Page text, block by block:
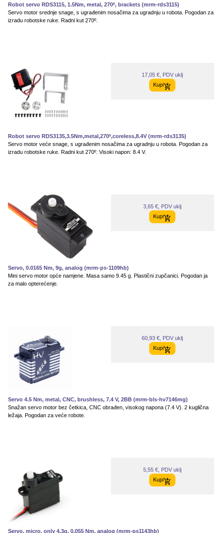
Robot servo RDS3115, 1.5Nm, metal, 270º, brackets (mrm-rds3115)
Servo motor srednje snage, s ugrađenim nosačima za ugradnju u robota. Pogodan za
izradu robotske ruke. Radni kut 270º.
17,05 €, PDV uklj
Kupi
Robot servo RDS3135,3.5Nm,metal,270º,coreless,8.4V (mrm-rds3135)
Servo motor veće snage, s ugrađenim nosačima za ugradnju u robota. Pogodan za
izradu robotske ruke. Radni kut 270º. Visoki napon: 8.4 V.
3,65 €, PDV uklj
Kupi
Servo, 0.0165 Nm, 9g, analog (mrm-ps-1109hb)
Mini servo motor opće namjene. Masa samo 9.45 g. Plastični zupčanici. Pogodan ja
za malo opterećenje.
60,93 €, PDV uklj
Kupi
Servo 4.5 Nm, metal, CNC, brushless, 7.4 V, 2BB (mrm-bls-hv7146mg)
Snažan servo motor bez četkica, CNC obrađen, visokog napona (7.4 V). 2 kuglična
ležaja. Pogodan za veće robote.
5,55 €, PDV uklj
Kupi
Servo, micro, only 4.3g, 0.055 Nm, analog (mrm-ps1143hb)